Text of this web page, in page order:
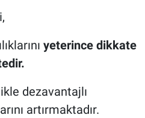
yeterince dikkate
dezavantajlı
artırmaktadır.